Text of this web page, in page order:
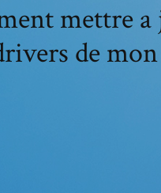
mettre a
de